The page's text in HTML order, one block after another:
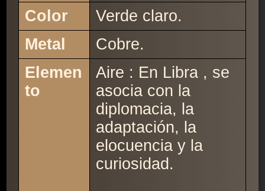
Color
Verde claro.
Metal
Cobre.
Elemen
to
Aire : En Libra , se
asocia con la
diplomacia, la
adaptación, la
elocuencia y la
curiosidad.